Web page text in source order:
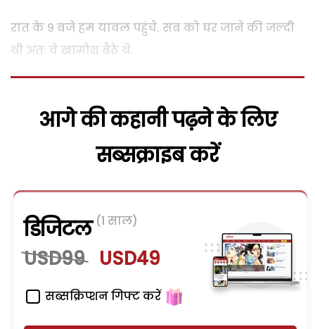
रात के 9 बजे हम यावल पहुंचे. सब को घर जाने की जल्दी
थी अत: वे खामोश बैठे थे.
आगे की कहानी पढ़ने के लिए
सब्सक्राइब करें
डिजिटल (1 साल)
USD99 USD49
सब्सक्रिप्शन गिफ्ट करें